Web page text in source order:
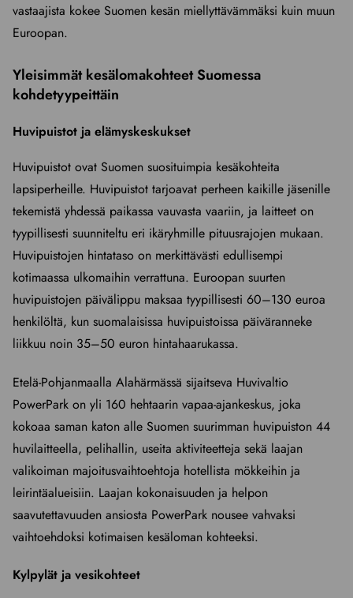
vastaajista kokee Suomen kesän miellyttävämmäksi kuin muun
Euroopan.
Yleisimmät kesälomakohteet Suomessa
kohdetyypeittäin
Huvipuistot ja elämyskeskukset
Huvipuistot ovat Suomen suosituimpia kesäkohteita
lapsiperheille. Huvipuistot tarjoavat perheen kaikille jäsenille
tekemistä yhdessä paikassa vauvasta vaariin, ja laitteet on
tyypillisesti suunniteltu eri ikäryhmille pituusrajojen mukaan.
Huvipuistojen hintataso on merkittävästi edullisempi
kotimaassa ulkomaihin verrattuna. Euroopan suurten
huvipuistojen päivälippu maksaa tyypillisesti 60–130 euroa
henkilöltä, kun suomalaisissa huvipuistoissa päiväranneke
liikkuu noin 35–50 euron hintahaarukassa.
Etelä-Pohjanmaalla Alahärmässä sijaitseva Huvivaltio
PowerPark on yli 160 hehtaarin vapaa-ajankeskus, joka
kokoaa saman katon alle Suomen suurimman huvipuiston 44
huvilaitteella, pelihallin, useita aktiviteetteja sekä laajan
valikoiman majoitusvaihtoehtoja hotellista mökkeihin ja
leirintäalueisiin. Laajan kokonaisuuden ja helpon
saavutettavuuden ansiosta PowerPark nousee vahvaksi
vaihtoehdoksi kotimaisen kesäloman kohteeksi.
Kylpylät ja vesikohteet